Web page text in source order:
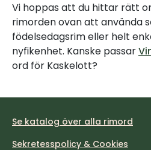
Vi hoppas att du hittar rätt
rimorden ovan att använda
födelsedagsrim eller helt
nyfikenhet. Kanske passar
ord för Kaskelott?
Se katalog över alla rimord
Sekretesspolicy & Cookies